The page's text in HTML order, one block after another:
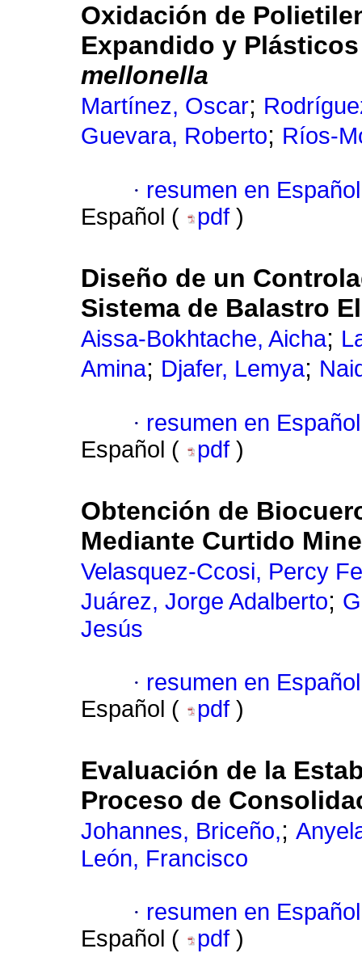
Oxidación de
Expandido y
mellonella
Martínez, Oscar;
Guevara, Roberto; Ríos-
· resumen en Español
Español (
pdf )
Diseño de un
Sistema de Balastro
Aissa-Bokhtache, Aicha;
Amina; Djafer, Lemya;
· resumen en Español
Español (
pdf )
Obtención de
Mediante Curtido
Velasquez-Ccosi, Percy
Juárez, Jorge Adalberto;
Jesús
· resumen en Español
Español (
pdf )
Evaluación de la
Proceso de
Johannes, Briceño,;
León, Francisco
· resumen en Español
Español (
pdf )